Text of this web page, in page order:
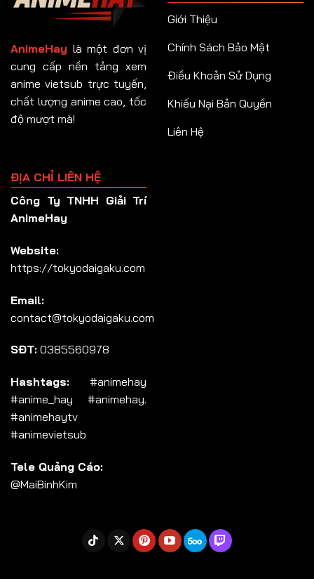
AnimeHay là một đơn vị
cung cấp nền tảng xem
anime vietsub trực tuyến,
chất lượng anime cao, tốc
độ mượt mà!
Giới Thiệu
Chính Sách Bảo Mật
Điều Khoản Sử Dụng
Khiếu Nại Bản Quyền
Liên Hệ
ĐỊA CHỈ LIÊN HỆ
Công Ty TNHH Giải Trí
AnimeHay
Website:
https://tokyodaigaku.com
Email:
contact@tokyodaigaku.com
SĐT: 0385560978
Hashtags: #animehay
#anime_hay #animehay.
#animehaytv
#animevietsub
Tele Quảng Cáo:
@MaiBinhKim